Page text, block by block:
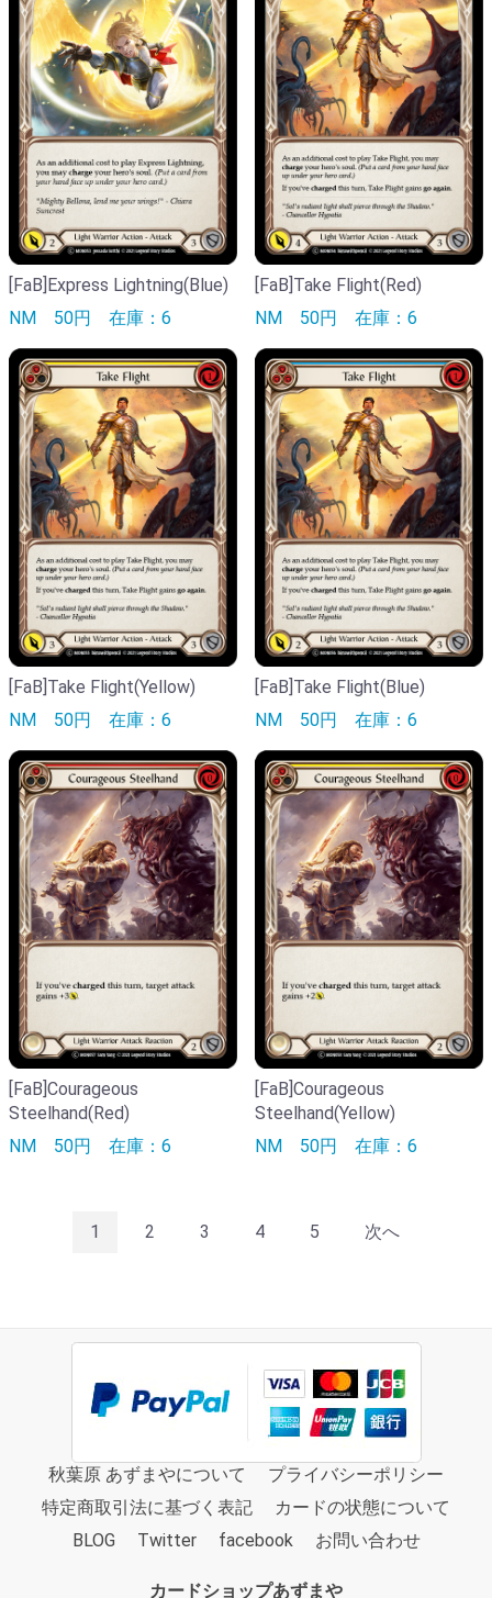
[FaB]Express Lightning(Blue)
NM 50円 在庫：6
[FaB]Take Flight(Red)
NM 50円 在庫：6
[FaB]Take Flight(Yellow)
NM 50円 在庫：6
[FaB]Take Flight(Blue)
NM 50円 在庫：6
[FaB]Courageous
Steelhand(Red)
NM 50円 在庫：6
[FaB]Courageous
Steelhand(Yellow)
NM 50円 在庫：6
1 2 3 4 5 次へ
秋葉原 あずまやについて
プライバシーポリシー
特定商取引法に基づく表記
カードの状態について
BLOG
Twitter facebook お問い合わせ
カードショップあずまや